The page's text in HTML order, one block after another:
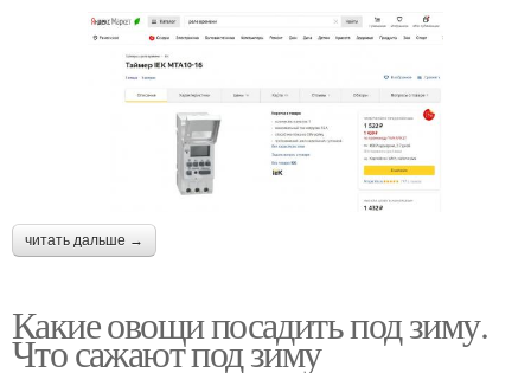
читать дальше →
Какие овощи посадить под зиму.
Что сажают под зиму